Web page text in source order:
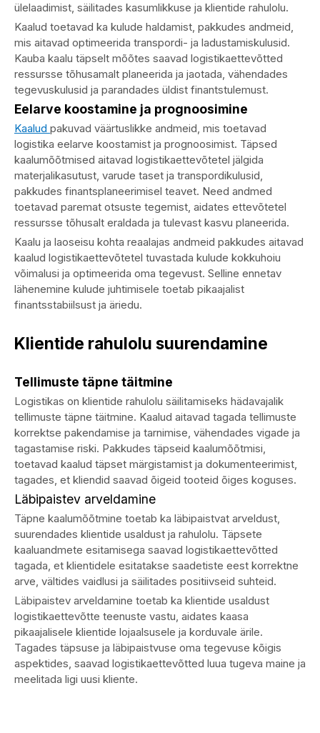
ülelaadimist, säilitades kasumlikkuse ja klientide rahulolu.
Kaalud toetavad ka kulude haldamist, pakkudes andmeid,
mis aitavad optimeerida transpordi- ja ladustamiskulusid.
Kauba kaalu täpselt mõõtes saavad logistikaettevõtted
ressursse tõhusamalt planeerida ja jaotada, vähendades
tegevuskulusid ja parandades üldist finantstulemust.
Eelarve koostamine ja prognoosimine
Kaalud pakuvad väärtuslikke andmeid, mis toetavad
logistika eelarve koostamist ja prognoosimist. Täpsed
kaalumõõtmised aitavad logistikaettevõtetel jälgida
materjalikasutust, varude taset ja transpordikulusid,
pakkudes finantsplaneerimisel teavet. Need andmed
toetavad paremat otsuste tegemist, aidates ettevõtetel
ressursse tõhusalt eraldada ja tulevast kasvu planeerida.
Kaalu ja laoseisu kohta reaalajas andmeid pakkudes aitavad
kaalud logistikaettevõtetel tuvastada kulude kokkuhoiu
võimalusi ja optimeerida oma tegevust. Selline ennetav
lähenemine kulude juhtimisele toetab pikaajalist
finantsstabiilsust ja äriedu.
Klientide rahulolu suurendamine
Tellimuste täpne täitmine
Logistikas on klientide rahulolu säilitamiseks hädavajalik
tellimuste täpne täitmine. Kaalud aitavad tagada tellimuste
korrektse pakendamise ja tarnimise, vähendades vigade ja
tagastamise riski. Pakkudes täpseid kaalumõõtmisi,
toetavad kaalud täpset märgistamist ja dokumenteerimist,
tagades, et kliendid saavad õigeid tooteid õiges koguses.
Läbipaistev arveldamine
Täpne kaalumõõtmine toetab ka läbipaistvat arveldust,
suurendades klientide usaldust ja rahulolu. Täpsete
kaaluandmete esitamisega saavad logistikaettevõtted
tagada, et klientidele esitatakse saadetiste eest korrektne
arve, vältides vaidlusi ja säilitades positiivseid suhteid.
Läbipaistev arveldamine toetab ka klientide usaldust
logistikaettevõtte teenuste vastu, aidates kaasa
pikaajalisele klientide lojaalsusele ja korduvale ärile.
Tagades täpsuse ja läbipaistvuse oma tegevuse kõigis
aspektides, saavad logistikaettevõtted luua tugeva maine ja
meelitada ligi uusi kliente.